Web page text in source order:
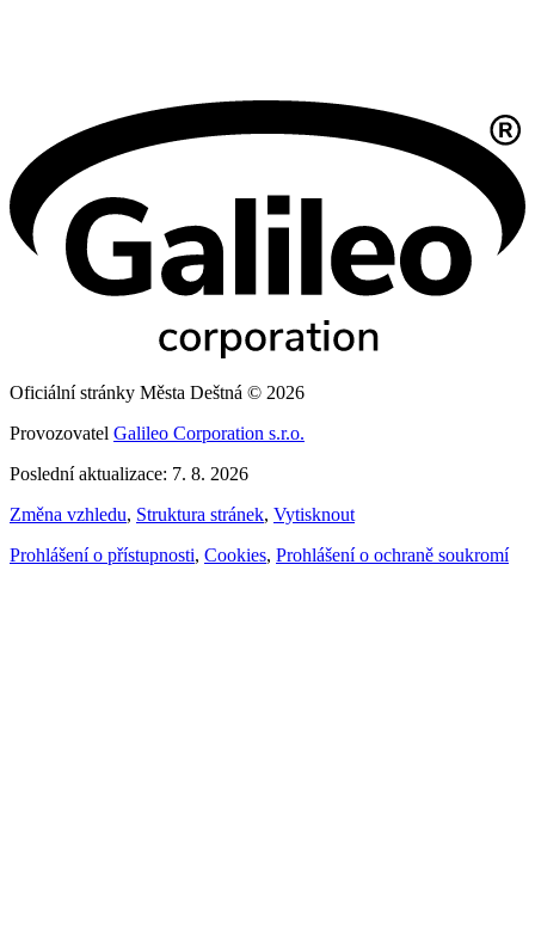
Oficiální stránky Města Deštná © 2026
Provozovatel Galileo Corporation s.r.o.
Poslední aktualizace: 7. 8. 2026
Změna vzhledu, Struktura stránek, Vytisknout
Prohlášení o přístupnosti, Cookies, Prohlášení o ochraně soukromí